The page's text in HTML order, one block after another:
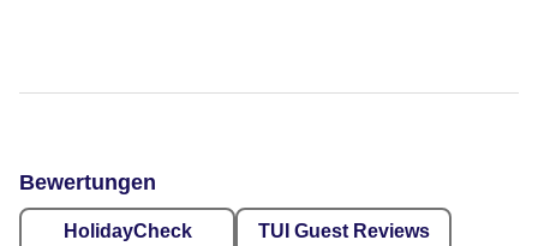
Bewertungen
HolidayCheck TUI Guest Reviews